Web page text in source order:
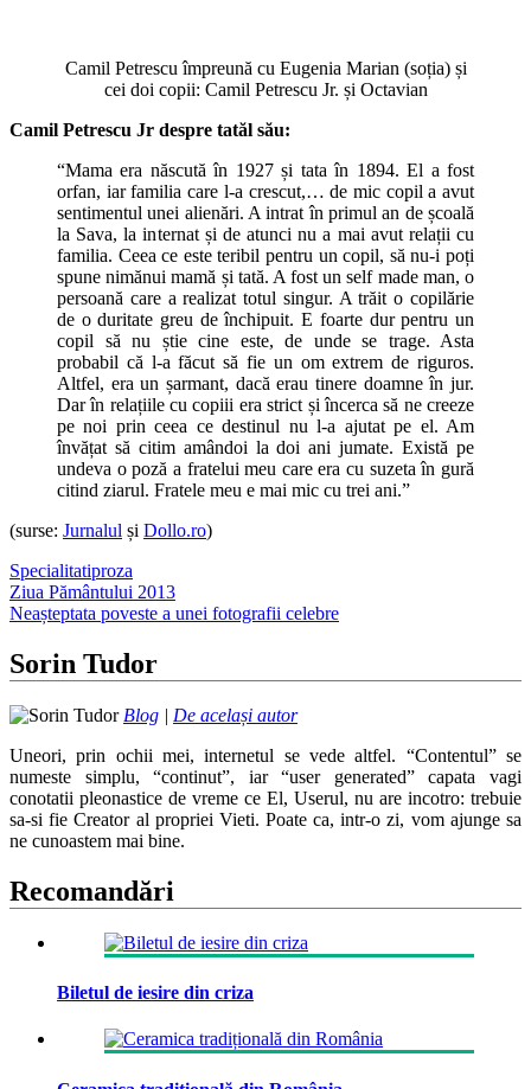
Camil Petrescu împreună cu Eugenia Marian (soția) și
cei doi copii: Camil Petrescu Jr. și Octavian
Camil Petrescu Jr despre tatăl său:
“Mama era născută în 1927 și tata în 1894. El a fost
orfan, iar familia care l-a crescut,… de mic copil a avut
sentimentul unei alienări. A intrat în primul an de școală
la Sava, la internat și de atunci nu a mai avut relații cu
familia. Ceea ce este teribil pentru un copil, să nu-i poți
spune nimănui mamă și tată. A fost un self made man, o
persoană care a realizat totul singur. A trăit o copilărie
de o duritate greu de închipuit. E foarte dur pentru un
copil să nu știe cine este, de unde se trage. Asta
probabil că l-a făcut să fie un om extrem de riguros.
Altfel, era un șarmant, dacă erau tinere doamne în jur.
Dar în relațiile cu copiii era strict și încerca să ne creeze
pe noi prin ceea ce destinul nu l-a ajutat pe el. Am
învățat să citim amândoi la doi ani jumate. Există pe
undeva o poză a fratelui meu care era cu suzeta în gură
citind ziarul. Fratele meu e mai mic cu trei ani.”
(surse: Jurnalul și Dollo.ro)
Specialitatiproza
Post
navigation
Ziua Pământului 2013
Neașteptata poveste a unei fotografii celebre
Sorin Tudor
Blog | De același autor
Uneori, prin ochii mei, internetul se vede altfel. “Contentul” se
numeste simplu, “continut”, iar “user generated” capata vagi
conotatii pleonastice de vreme ce El, Userul, nu are incotro: trebuie
sa-si fie Creator al propriei Vieti. Poate ca, intr-o zi, vom ajunge sa
ne cunoastem mai bine.
Recomandări
Biletul de iesire din criza